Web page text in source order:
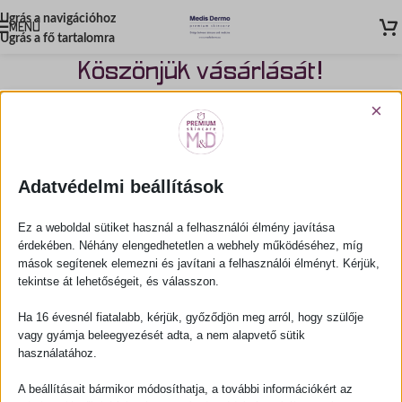
Ugrás a navigációhoz
Ugrás a fő tartalomra
MENÜ
Köszönjük vásárlását!
Reméljük termékünk elnyeri tetszését, és
hosszú távon is segíthetünk!
Adatvédelmi beállítások
×
Ez a weboldal sütiket használ a felhasználói élmény javítása
érdekében. Néhány elengedhetetlen a webhely működéséhez, míg
mások segítenek elemezni és javítani a felhasználói élményt. Kérjük,
tekintse át lehetőségeit, és válasszon.
Ha 16 évesnél fiatalabb, kérjük, győződjön meg arról, hogy szülője
vagy gyámja beleegyezését adta, a nem alapvető sütik
használatához.
A beállításait bármikor módosíthatja, a további információkért az